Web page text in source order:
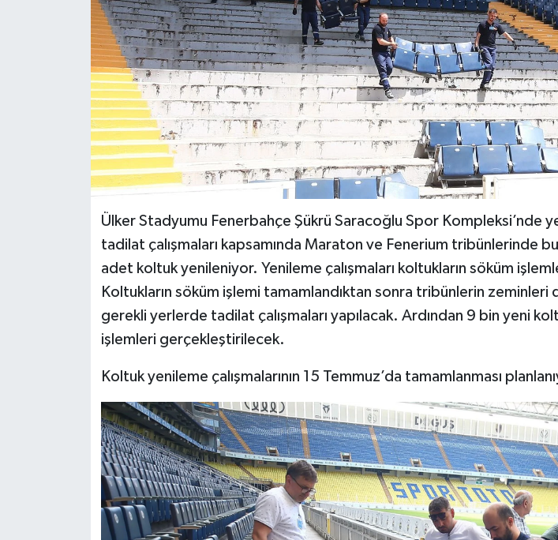
Ülker Stadyumu Fenerbahçe Şükrü Saracoğlu Spor Kompleksi’nde
tadilat çalışmaları kapsamında Maraton ve Fenerium tribünlerinde
adet koltuk yenileniyor. Yenileme çalışmaları koltukların söküm
Koltukların söküm işlemi tamamlandıktan sonra tribünlerin zeminleri
gerekli yerlerde tadilat çalışmaları yapılacak. Ardından 9 bin yeni
işlemleri gerçekleştirilecek.
Koltuk yenileme çalışmalarının 15 Temmuz’da tamamlanması
OTOMOBİL
KURUMSAL